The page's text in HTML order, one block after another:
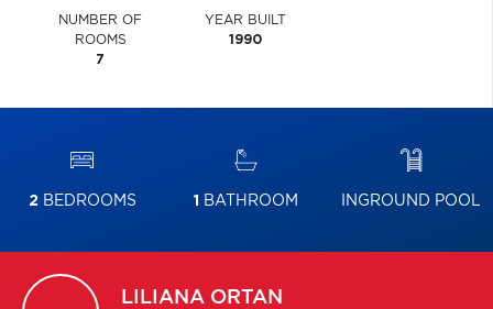
NUMBER OF
ROOMS
7
YEAR BUILT
1990
2BEDROOMS 1 BATHROOM INGROUND POOL
LILIANA ORTAN